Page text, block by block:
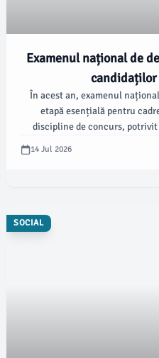
Examenul național de
În acest an, examenul
etapă esențială pentru
discipline de concurs,
învățământului primar, cu un
14 Jul 2026
SOCIAL